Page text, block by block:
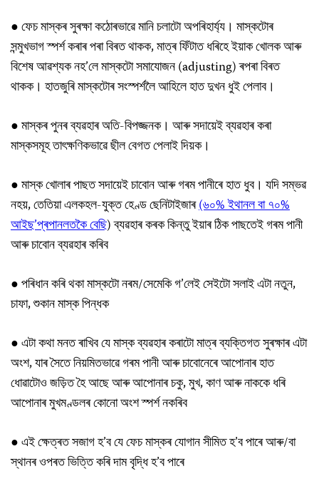
● ফেচ মাস্কৰ সুৰক্ষা কঠোৰভাৱে মানি চলাটো অপৰিহাৰ্য্য। মাস্কটোৰ
সন্মুখভাগ স্পৰ্শ কৰাৰ পৰা বিৰত থাকক, মাত্ৰ ফিঁটাত ধৰিহে ইয়াক খোলক আৰু
বিশেষ আৱশ্যক নহ’লে মাস্কটো সমাযোজন (adjusting) ৰপৰা বিৰত
থাকক। হাতজুৰি মাস্কটোৰ সংস্পৰ্শলৈ আহিলে হাত দুখন ধুই পেলাব।
● মাস্কৰ পুনৰ ব্যৱহাৰ অতি-বিপজ্জনক। আৰু সদায়েই ব্যৱহাৰ কৰা
মাস্কসমূহ তাৎক্ষণিকভাৱে ছীল বেগত পেলাই দিয়ক।
● মাস্ক খোলাৰ পাছত সদায়েই চাবোন আৰু গৰম পানীৰে হাত ধুব। যদি সম্ভৱ
নহয়, তেতিয়া এলকহল-যুক্ত হেণ্ড ছেনিটাইজাৰ(৬০% ইথানল বা ৭০%
আইছ’প্ৰপানলতকৈ বেছি) ব্যৱহাৰ কৰক কিন্তু ইয়াৰ ঠিক পাছতেই গৰম পানী
আৰু চাবোন ব্যৱহাৰ কৰিব
● পৰিধান কৰি থকা মাস্কটো নৰম/সেমেকি গ’লেই সেইটো সলাই এটা নতুন,
চাফা, শুকান মাস্ক পিন্ধক
● এটা কথা মনত ৰাখিব যে মাস্ক ব্যৱহাৰ কৰাটো মাত্ৰ ব্যক্তিগত সুৰক্ষাৰ এটা
অংশ, যাৰ সৈতে নিয়মিতভাৱে গৰম পানী আৰু চাবোনেৰে আপোনাৰ হাত
ধোৱাটোও জড়িত হৈ আছে আৰু আপোনাৰ চকু, মুখ, কাণ আৰু নাককে ধৰি
আপোনাৰ মুখমণ্ডলৰ কোনো অংশ স্পৰ্শ নকৰিব
● এই ক্ষেত্ৰত সজাগ হ’ব যে ফেচ মাস্কৰ যোগান সীমিত হ’ব পাৰে আৰু/বা
স্থানৰ ওপৰত ভিত্তি কৰি দাম বৃদ্ধি হ’ব পাৰে